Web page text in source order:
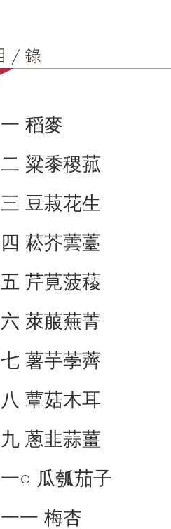
一 稻麥
二 粱黍稷菰
三 豆菽花生
四 菘芥蕓薹
五 芹莧菠薐
六 萊菔蕪菁
七 薯芋荸薺
八 蕈菇木耳
九 蔥韭蒜薑
一○ 瓜瓠茄子
一一 梅杏